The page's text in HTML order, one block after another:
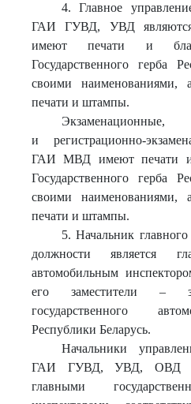
4. Главное
ГАИ ГУВД, УВД
имеют печати и
Государственного герба
своими наименованиями,
печати и штампы.
и регистрационно-
ГАИ МВД имеют печати и
Государственного герба
своими наименованиями,
печати и штампы.
5. Начальник
должности является
автомобильным
его заместители –
государственного
Республики Беларусь.
Начальники
ГАИ ГУВД, УВД, ОВД по
главными